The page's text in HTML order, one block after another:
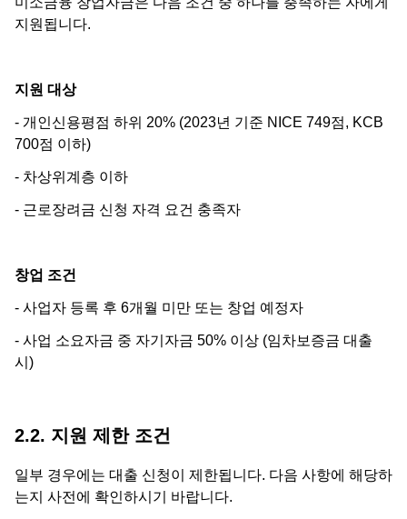
지원됩니다.
지원 대상
- 개인신용평점 하위 20% (2023년 기준 NICE 749점, KCB
700점 이하)
- 차상위계층 이하
- 근로장려금 신청 자격 요건 충족자
창업 조건
- 사업자 등록 후 6개월 미만 또는 창업 예정자
- 사업 소요자금 중 자기자금 50% 이상 (임차보증금 대출
시)
2.2. 지원 제한 조건
일부 경우에는 대출 신청이 제한됩니다. 다음 사항에 해당하
는지 사전에 확인하시기 바랍니다.